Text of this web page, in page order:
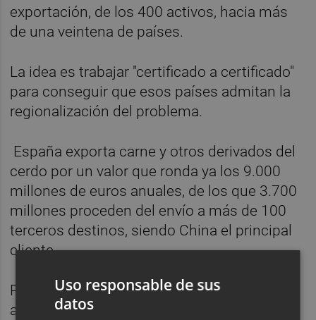
exportación, de los 400 activos, hacia más
de una veintena de países.
La idea es trabajar "certificado a certificado"
para conseguir que esos países admitan la
regionalización del problema.
España exporta carne y otros derivados del
cerdo por un valor que ronda ya los 9.000
millones de euros anuales, de los que 3.700
millones proceden del envío a más de 100
terceros destinos, siendo China el principal
cliente.
Precisamente, ha valorado el reciente
acuerdo firmado entre España y China por el
Uso responsable de sus
datos